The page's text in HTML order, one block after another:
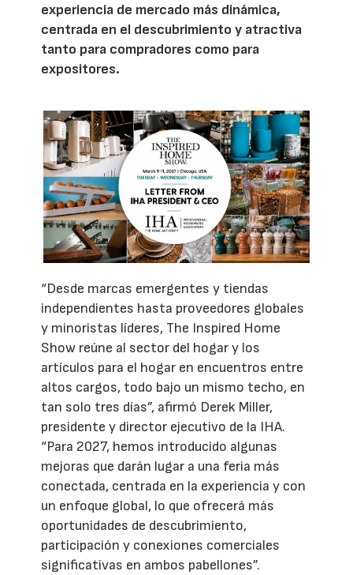
experiencia de mercado más dinámica,
centrada en el descubrimiento y atractiva
tanto para compradores como para
expositores.
“Desde marcas emergentes y tiendas
independientes hasta proveedores globales
y minoristas líderes, The Inspired Home
Show reúne al sector del hogar y los
artículos para el hogar en encuentros entre
altos cargos, todo bajo un mismo techo, en
tan solo tres días”, afirmó Derek Miller,
presidente y director ejecutivo de la IHA.
“Para 2027, hemos introducido algunas
mejoras que darán lugar a una feria más
conectada, centrada en la experiencia y con
un enfoque global, lo que ofrecerá más
oportunidades de descubrimiento,
participación y conexiones comerciales
significativas en ambos pabellones”.